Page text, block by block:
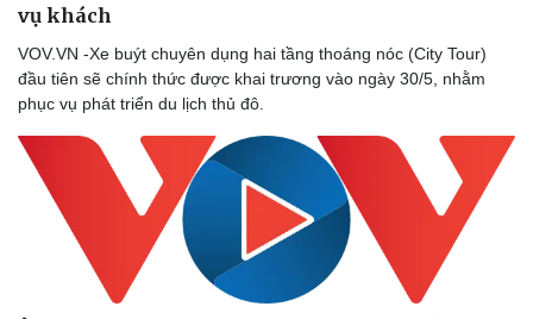
Sức khỏe
Dinh dưỡng - món ngon
Cây thuốc
Sản phụ khoa
Đời sống
Nhà đẹp
Tình yêu - Gia đình
vụ khách
VOV.VN -Xe buýt chuyên dụng hai tầng thoáng nóc (City Tour)
đầu tiên sẽ chính thức được khai trương vào ngày 30/5, nhằm
phục vụ phát triển du lịch thủ đô.